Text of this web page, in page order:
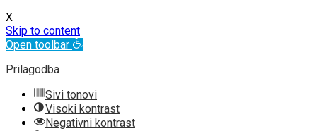
X
Skip to content
Open toolbar
Prilagodba
Sivi tonovi
Visoki kontrast
Negativni kontrast